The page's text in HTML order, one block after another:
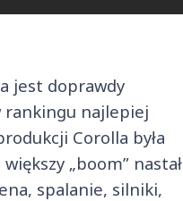
jest doprawdy
rankingu najlepiej
Corolla była
„boom” nastał
spalanie, silniki,